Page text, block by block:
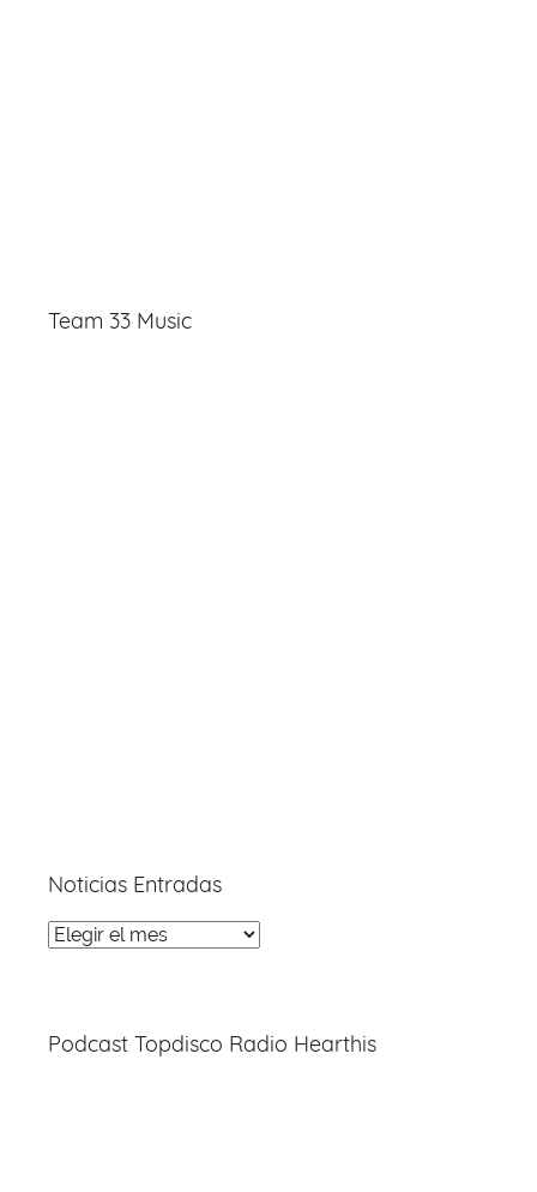
Team 33 Music
Noticias Entradas
Noticias
Podcast Topdisco Radio Hearthis